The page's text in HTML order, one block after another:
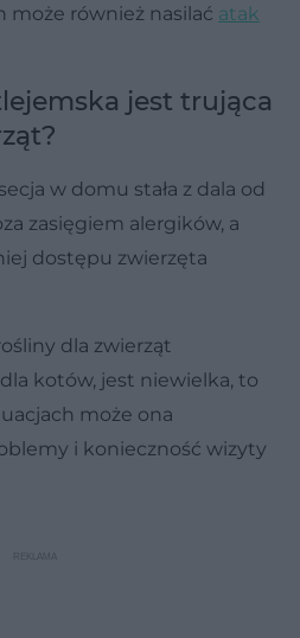
może również nasilać atak
jest trująca
w domu stała z dala od
zasięgiem alergików, a
dostępu zwierzęta
dla zwierząt
kotów, jest niewielka, to
może ona
i konieczność wizyty